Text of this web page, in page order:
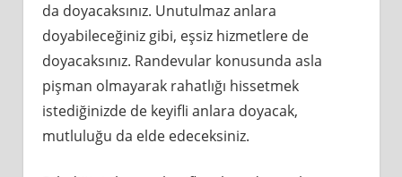
da doyacaksınız. Unutulmaz anlara
doyabileceğiniz gibi, eşsiz hizmetlere de
doyacaksınız. Randevular konusunda asla
pişman olmayarak rahatlığı hissetmek
istediğinizde de keyifli anlara doyacak,
mutluluğu da elde edeceksiniz.